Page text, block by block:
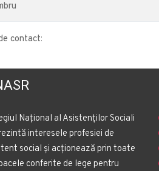
contact:
Național al Asistenților Sociali
interesele profesiei de
social și acționează prin toate
conferite de lege pentru